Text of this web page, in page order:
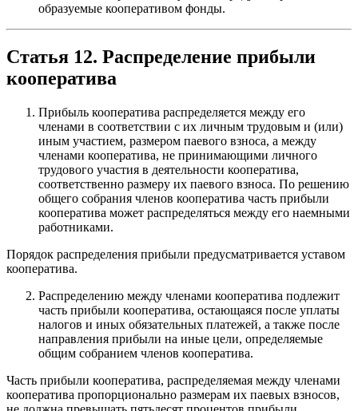
образуемые кооперативом фонды.
Статья 12. Распределение прибыли
кооператива
Прибыль кооператива распределяется между его
членами в соответствии с их личным трудовым и (или)
иным участием, размером паевого взноса, а между
членами кооператива, не принимающими личного
трудового участия в деятельности кооператива,
соответственно размеру их паевого взноса. По решению
общего собрания членов кооператива часть прибыли
кооператива может распределяться между его наемными
работниками.
Порядок распределения прибыли предусматривается уставом
кооператива.
Распределению между членами кооператива подлежит
часть прибыли кооператива, остающаяся после уплаты
налогов и иных обязательных платежей, а также после
направления прибыли на иные цели, определяемые
общим собранием членов кооператива.
Часть прибыли кооператива, распределяемая между членами
кооператива пропорционально размерам их паевых взносов,